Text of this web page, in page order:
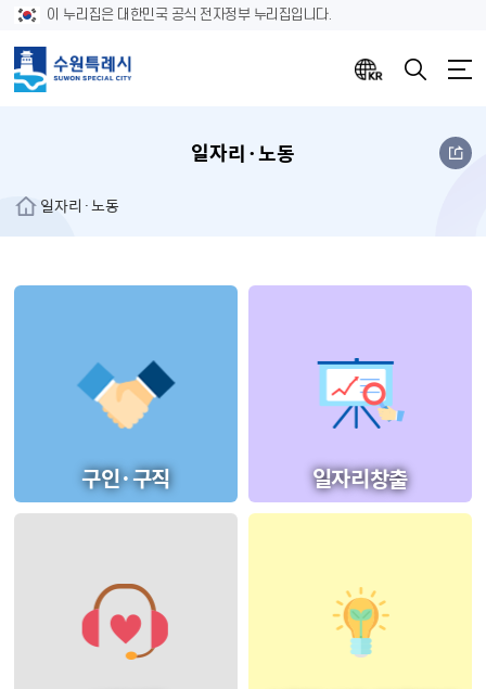
이 누리집은 대한민국 공식 전자정부 누리집입니다.
일자리·노동
일자리·노동
구인·구직 일자리창출